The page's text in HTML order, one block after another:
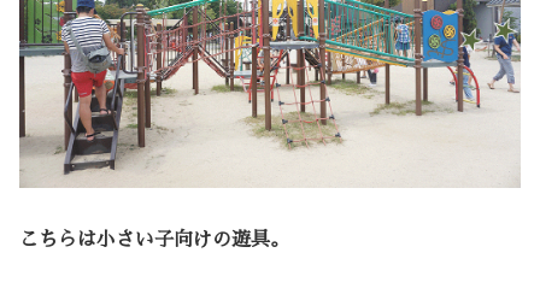
こちらは小さい子向けの遊具。